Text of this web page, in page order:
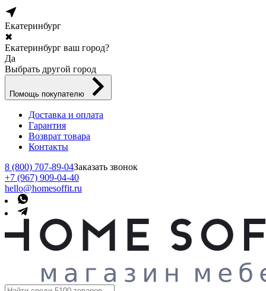
Екатеринбург
✖
Екатеринбург ваш город?
Да
Выбрать другой город
Помощь покупателю
Доставка и оплата
Гарантия
Возврат товара
Контакты
8 (800) 707-89-04Заказать звонок
+7 (967) 909-04-40
hello@homesoffit.ru